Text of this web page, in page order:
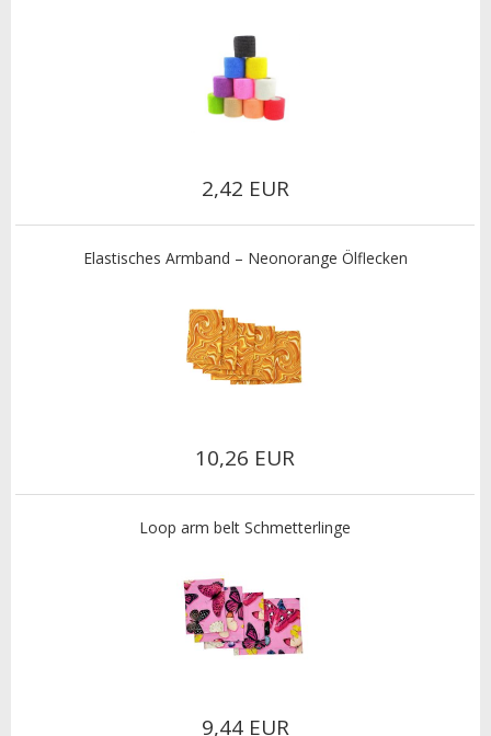
2,42 EUR
Elastisches Armband – Neonorange Ölflecken
10,26 EUR
Loop arm belt Schmetterlinge
9,44 EUR